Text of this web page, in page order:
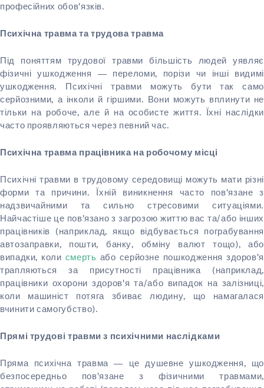
професійних обов'язків.
Психічна травма та трудова травма
Під поняттям трудової травми більшість людей уявляє
фізичні ушкодження — переломи, порізи чи інші видимі
ушкодження. Психічні травми можуть бути так само
серйозними, а інколи й гіршими. Вони можуть вплинути не
тільки на робоче, але й на особисте життя. Їхні наслідки
часто проявляються через певний час.
Психічна травма працівника на робочому місці
Психічні травми в трудовому середовищі можуть мати різні
форми та причини. Їхній виникнення часто пов'язане з
надзвичайними та сильно стресовими ситуаціями.
Найчастіше це пов'язано з загрозою життю вас та/або інших
працівників (наприклад, якщо відбувається пограбування
автозаправки, пошти, банку, обміну валют тощо), або
випадки, коли смерть або серйозне пошкодження здоров'я
трапляються за присутності працівника (наприклад,
працівники охорони здоров'я та/або випадок на залізниці,
коли машиніст потяга збиває людину, що намагалася
вчинити самогубство).
Прямі трудові травми з психічними наслідками
Пряма психічна травма — це душевне ушкодження, що
безпосередньо пов'язане з фізичними травмами,